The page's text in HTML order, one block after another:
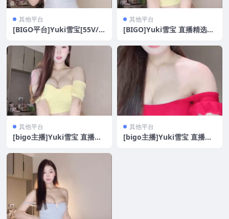
其他平台
[BIGO平台]Yuki雪宝[55V/9
其他平台
[BIGO]Yuki雪宝 直播精选合
其他平台
[bigo主播]Yuki雪宝 直播热
其他平台
[bigo主播]Yuki雪宝 直播热